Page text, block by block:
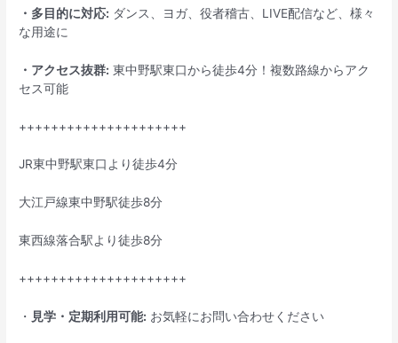
・多目的に対応: ダンス、ヨガ、役者稽古、LIVE配信など、様々
な用途に
・アクセス抜群: 東中野駅東口から徒歩4分！複数路線からアク
セス可能
+++++++++++++++++++++
JR東中野駅東口より徒歩4分
大江戸線東中野駅徒歩8分
東西線落合駅より徒歩8分
+++++++++++++++++++++
・ 見学・定期利用可能: お気軽にお問い合わせください